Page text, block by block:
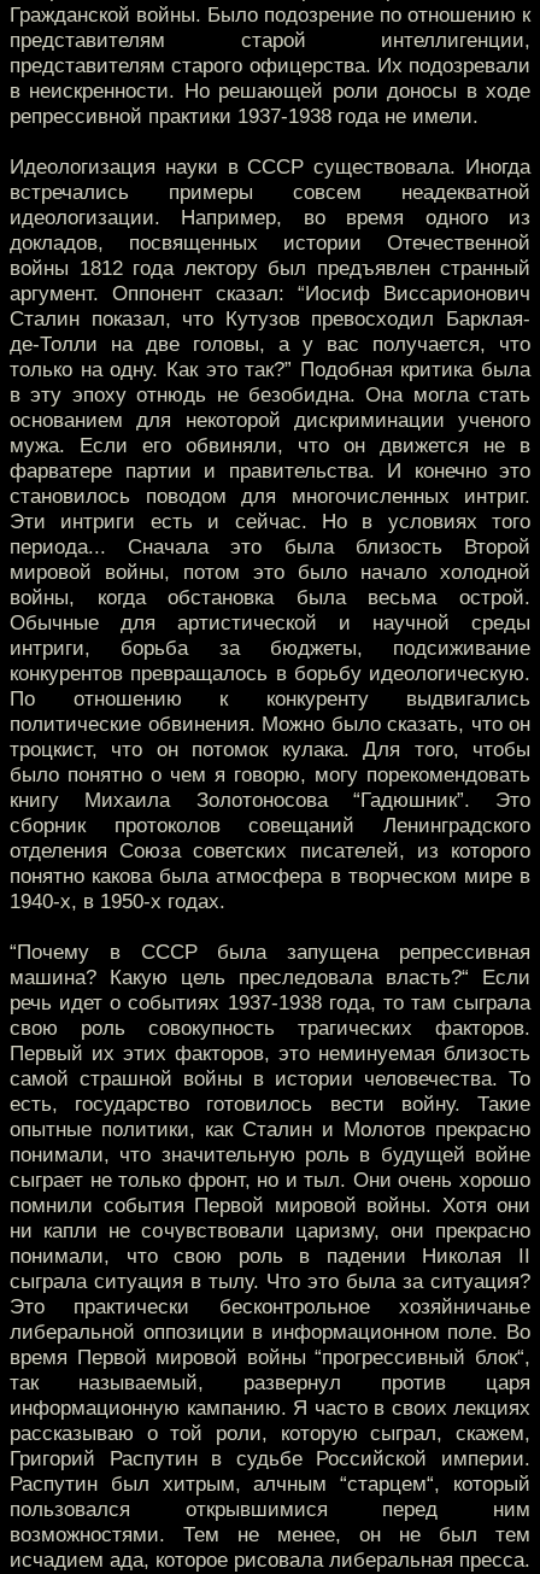
Гражданской войны. Было подозрение по отношению к
представителям старой интеллигенции,
представителям старого офицерства. Их подозревали
в неискренности. Но решающей роли доносы в ходе
репрессивной практики 1937-1938 года не имели.
Идеологизация науки в СССР существовала. Иногда
встречались примеры совсем неадекватной
идеологизации. Например, во время одного из
докладов, посвященных истории Отечественной
войны 1812 года лектору был предъявлен странный
аргумент. Оппонент сказал: “Иосиф Виссарионович
Сталин показал, что Кутузов превосходил Барклая-
де-Толли на две головы, а у вас получается, что
только на одну. Как это так?” Подобная критика была
в эту эпоху отнюдь не безобидна. Она могла стать
основанием для некоторой дискриминации ученого
мужа. Если его обвиняли, что он движется не в
фарватере партии и правительства. И конечно это
становилось поводом для многочисленных интриг.
Эти интриги есть и сейчас. Но в условиях того
периода... Сначала это была близость Второй
мировой войны, потом это было начало холодной
войны, когда обстановка была весьма острой.
Обычные для артистической и научной среды
интриги, борьба за бюджеты, подсиживание
конкурентов превращалось в борьбу идеологическую.
По отношению к конкуренту выдвигались
политические обвинения. Можно было сказать, что он
троцкист, что он потомок кулака. Для того, чтобы
было понятно о чем я говорю, могу порекомендовать
книгу Михаила Золотоносова “Гадюшник”. Это
сборник протоколов совещаний Ленинградского
отделения Союза советских писателей, из которого
понятно какова была атмосфера в творческом мире в
1940-х, в 1950-х годах.
“Почему в СССР была запущена репрессивная
машина? Какую цель преследовала власть?“ Если
речь идет о событиях 1937-1938 года, то там сыграла
свою роль совокупность трагических факторов.
Первый их этих факторов, это неминуемая близость
самой страшной войны в истории человечества. То
есть, государство готовилось вести войну. Такие
опытные политики, как Сталин и Молотов прекрасно
понимали, что значительную роль в будущей войне
сыграет не только фронт, но и тыл. Они очень хорошо
помнили события Первой мировой войны. Хотя они
ни капли не сочувствовали царизму, они прекрасно
понимали, что свою роль в падении Николая II
сыграла ситуация в тылу. Что это была за ситуация?
Это практически бесконтрольное хозяйничанье
либеральной оппозиции в информационном поле. Во
время Первой мировой войны “прогрессивный блок“,
так называемый, развернул против царя
информационную кампанию. Я часто в своих лекциях
рассказываю о той роли, которую сыграл, скажем,
Григорий Распутин в судьбе Российской империи.
Распутин был хитрым, алчным “старцем“, который
пользовался открывшимися перед ним
возможностями. Тем не менее, он не был тем
исчадием ада, которое рисовала либеральная пресса.